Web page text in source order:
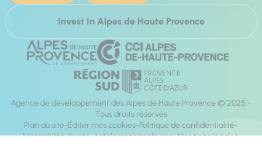
Invest In Alpes de Haute Provence
Agence de développement des Alpes de Haute Provence © 2025 -
Tous droits réservés
Plan du site Éditer mes cookies Politique de confidentialité
Accessibilité du site : totalement conforme Mentions légales